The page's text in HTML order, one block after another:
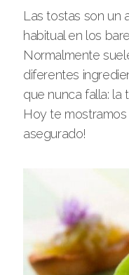
Las tostas son un
habitual en los
Normalmente
diferentes
que nunca falla: la
Hoy te mostramos
asegurado!